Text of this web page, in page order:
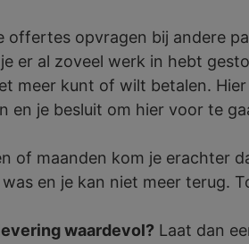
offertes opvragen bij andere
er al zoveel werk in hebt
meer kunt of wilt betalen.
en je besluit om hier voor te
of maanden kom je erachter
en je kan niet meer terug.
waardevol?Laat dan